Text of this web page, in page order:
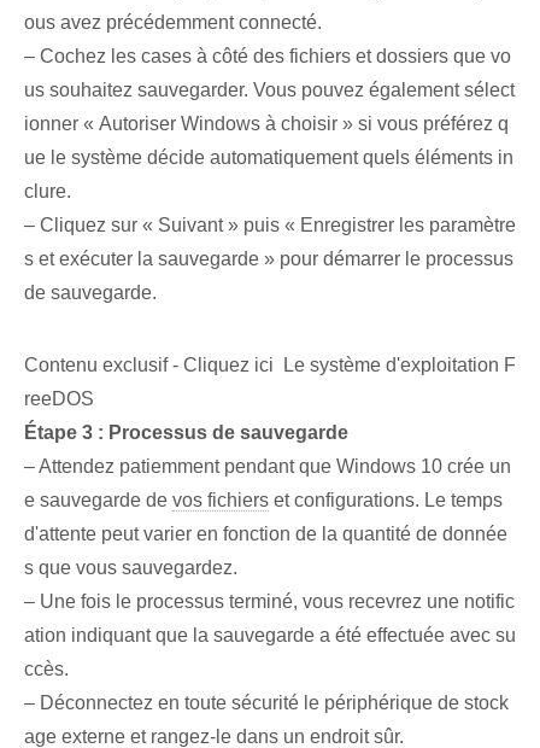
ous avez précédemment connecté.
– Cochez les cases à côté des fichiers et dossiers que vo
us souhaitez sauvegarder. Vous pouvez également sélect
ionner « Autoriser Windows à choisir » si vous préférez q
ue le système décide automatiquement quels éléments in
clure.
– Cliquez sur « Suivant » puis « Enregistrer les paramètre
s et exécuter la sauvegarde » pour démarrer le processus
de sauvegarde.
Contenu exclusif - Cliquez ici Le système d'exploitation F
reeDOS
Étape 3 : Processus de sauvegarde
– Attendez patiemment pendant que Windows 10 crée un
e sauvegarde de vos fichiers et configurations. Le temps
d'attente peut varier en fonction de la quantité de donnée
s que vous sauvegardez.
– Une fois le processus terminé, vous recevrez une notific
ation indiquant que la sauvegarde a été effectuée avec su
ccès.
– Déconnectez en toute sécurité le périphérique de stock
age externe et rangez-le dans un endroit sûr.